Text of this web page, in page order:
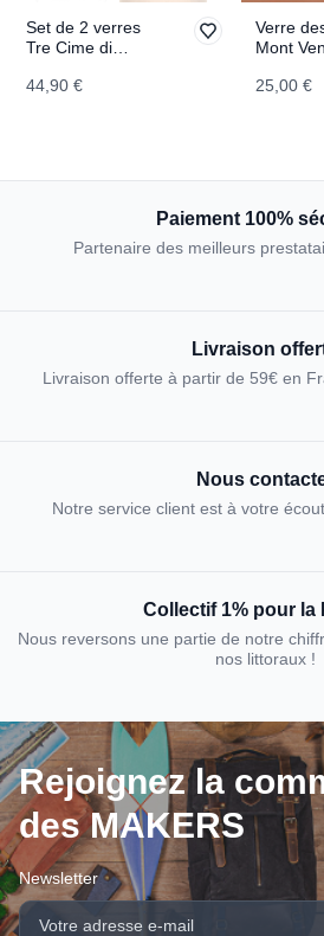
Set de 2 verres
Tre Cime di
Rosa
44,90 €
Verre
Mont
25,00 €
Paiement 100%
Partenaire des meilleurs
Livraison
Livraison offerte à partir de 59€ en
Nous
Notre service client est à votre
Collectif 1% pour la
Nous reversons une partie de notre
nos littoraux !
Rejoignez la
des MAKERS
Newsletter